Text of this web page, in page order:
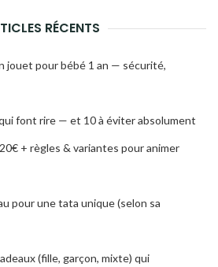
RÉCENTS
jouet pour bébé 1 an — sécurité,
font rire — et 10 à éviter absolument
+ règles & variantes pour animer
pour une tata unique (selon sa
(fille, garçon, mixte) qui